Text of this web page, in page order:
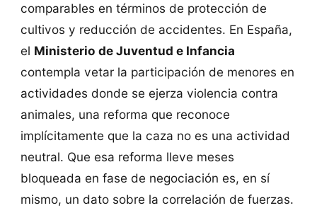
comparables en términos de protección de
cultivos y reducción de accidentes. En España,
el Ministerio de Juventud e Infancia
contempla vetar la participación de menores en
actividades donde se ejerza violencia contra
animales, una reforma que reconoce
implícitamente que la caza no es una actividad
neutral. Que esa reforma lleve meses
bloqueada en fase de negociación es, en sí
mismo, un dato sobre la correlación de fuerzas.